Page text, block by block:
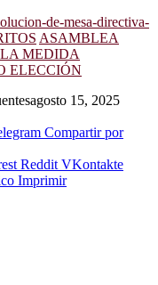
de-mesa-directiva-
ASAMBLEA
MEDIDA
ELECCIÓN
agosto 15, 2025
Compartir por
Reddit VKontakte
Imprimir